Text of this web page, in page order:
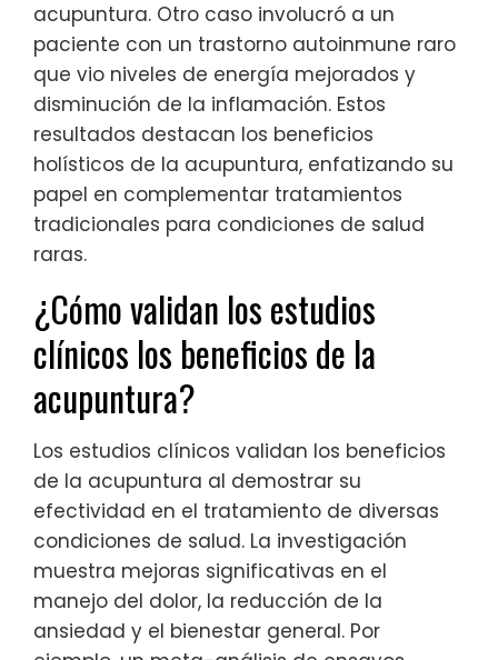
acupuntura. Otro caso involucró a un
paciente con un trastorno autoinmune raro
que vio niveles de energía mejorados y
disminución de la inflamación. Estos
resultados destacan los beneficios
holísticos de la acupuntura, enfatizando su
papel en complementar tratamientos
tradicionales para condiciones de salud
raras.
¿Cómo validan los estudios
clínicos los beneficios de la
acupuntura?
Los estudios clínicos validan los beneficios
de la acupuntura al demostrar su
efectividad en el tratamiento de diversas
condiciones de salud. La investigación
muestra mejoras significativas en el
manejo del dolor, la reducción de la
ansiedad y el bienestar general. Por